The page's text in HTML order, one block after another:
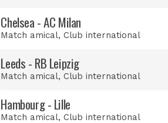
Chelsea - AC Milan
Match amical, Club international
Leeds - RB Leipzig
Match amical, Club international
Hambourg - Lille
Match amical, Club international